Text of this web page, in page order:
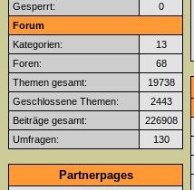
Gesperrt:
0
Forum
Kategorien:
13
Foren:
68
Themen gesamt:
19738
Geschlossene Themen:
2443
Beiträge gesamt:
226908
Umfragen:
130
Partnerpages